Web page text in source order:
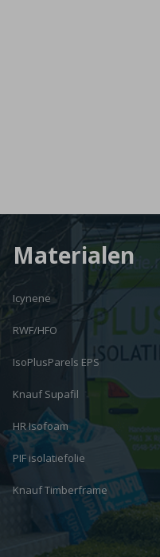
Materialen
Icynene
RWF/HFO
IsoPlusParels EPS
Knauf Supafil
HR Isofoam
PIF isolatiefolie
Knauf Timberframe